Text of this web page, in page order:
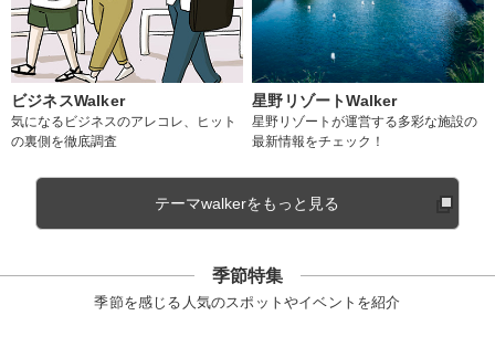
ビジネスWalker
気になるビジネスのアレコレ、ヒット
の裏側を徹底調査
星野リゾートWalker
星野リゾートが運営する多彩な施設の
最新情報をチェック！
テーマwalkerをもっと見る
季節特集
季節を感じる人気のスポットやイベントを紹介